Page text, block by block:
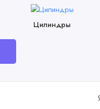
Цилиндры